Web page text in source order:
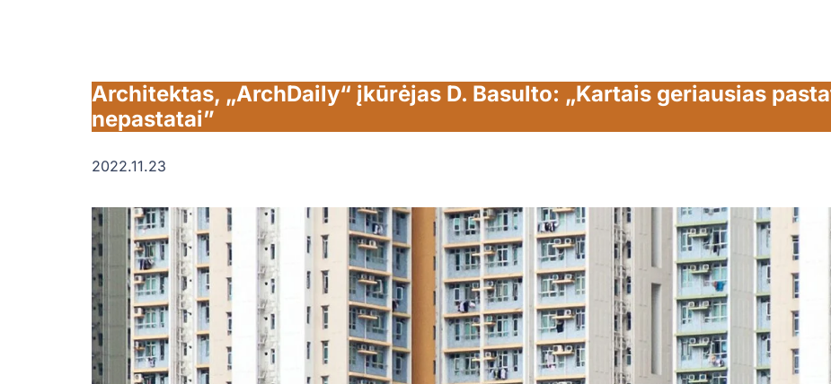
Architektas, „ArchDaily“ įkūrėjas D. Basulto: „Kartais geriausias
nepastatai”
2022.11.23